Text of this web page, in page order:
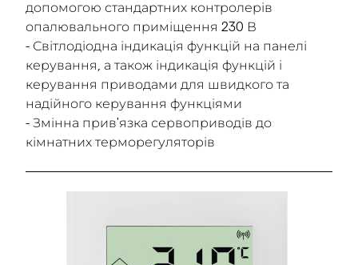
допомогою стандартних контролерів
опалювального приміщення 230 В
- Світлодіодна індикація функцій на панелі
керування, а також індикація функцій і
керування приводами для швидкого та
надійного керування функціями
- Змінна прив'язка сервоприводів до
кімнатних терморегуляторів